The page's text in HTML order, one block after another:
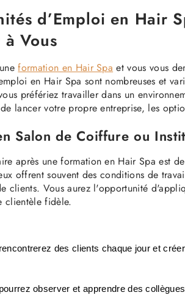
d’Emploi en Hair
Vous
formation en Hair Spa et vous vous
en Hair Spa sont nombreuses et
préfériez travailler dans un
lancer votre propre entreprise, les
Salon de Coiffure ou
après une formation en Hair Spa est
offrent souvent des conditions de
clients. Vous aurez l'opportunité
clientèle fidèle.
des clients chaque jour et
observer et apprendre des